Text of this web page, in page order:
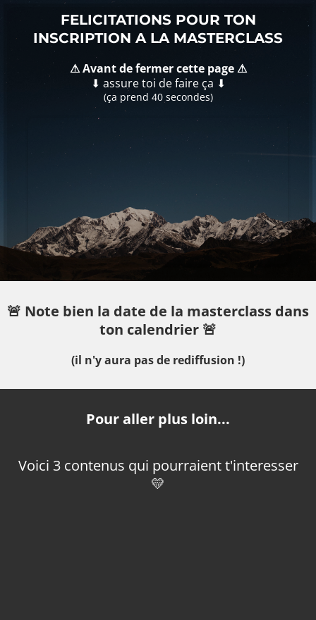
FELICITATIONS POUR TON
INSCRIPTION A LA MASTERCLASS
⚠ Avant de fermer cette page ⚠
⬇ assure toi de faire ça ⬇
(ça prend 40 secondes)
🚨 Note bien la date de la masterclass dans
ton calendrier 🚨
(il n'y aura pas de rediffusion !)
Pour aller plus loin...
Voici 3 contenus qui pourraient t'interesser
💛